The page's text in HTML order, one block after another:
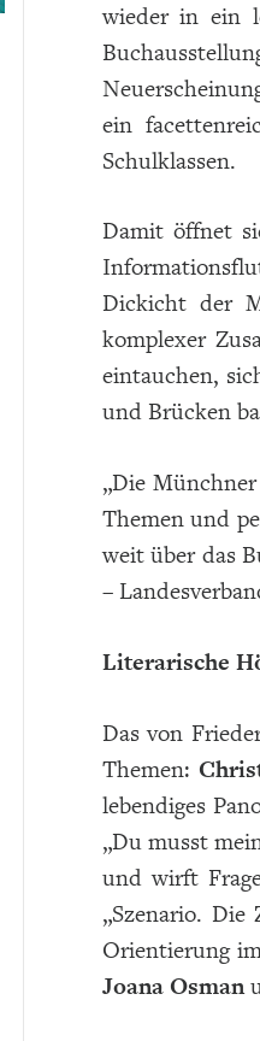
wieder in ein
ein
Schulklassen.
Damit öffnet
Dickicht der
komplexer
eintauchen,
und Brücken
„Die
Themen und
weit über das
–
Literarische
Das von
Themen:
lebendiges
„Du musst
und wirft
„Szenario.
Orientierung
Joana Osman